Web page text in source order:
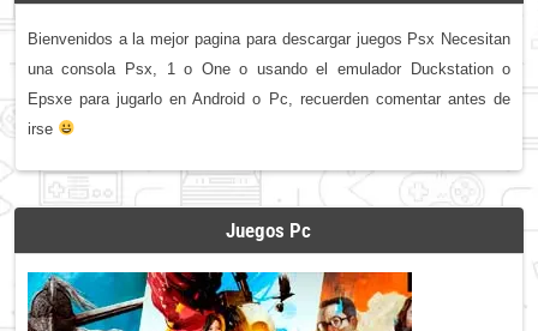
Bienvenidos a la mejor pagina para descargar juegos Psx Necesitan
una consola Psx, 1 o One o usando el emulador Duckstation o
Epsxe para jugarlo en Android o Pc, recuerden comentar antes de
irse
Juegos Pc